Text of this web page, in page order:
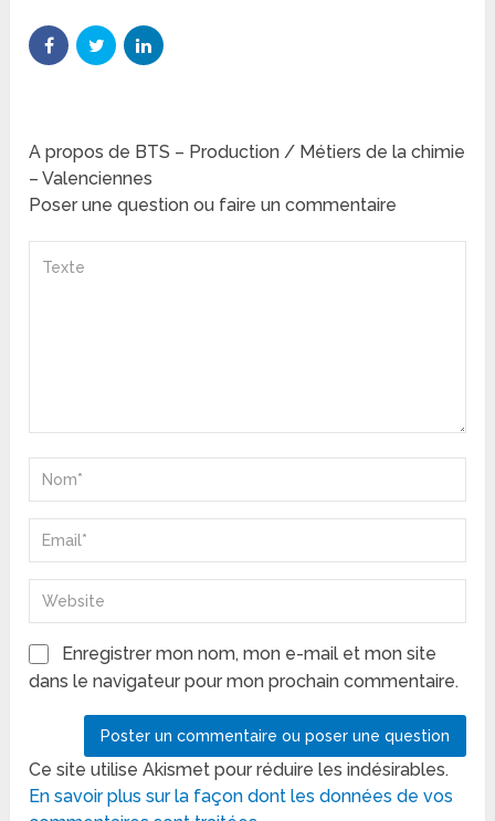
A propos de BTS – Production / Métiers de la chimie
– Valenciennes
Poser une question ou faire un commentaire
Enregistrer mon nom, mon e-mail et mon site
dans le navigateur pour mon prochain commentaire.
Ce site utilise Akismet pour réduire les indésirables.
En savoir plus sur la façon dont les données de vos